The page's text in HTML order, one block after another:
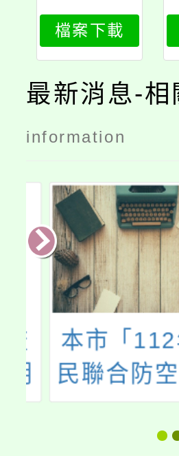
467_attach
1
檔案下載
最新消息-相
information
本市「112
民聯合防空
安46號）演習
相關宣導事